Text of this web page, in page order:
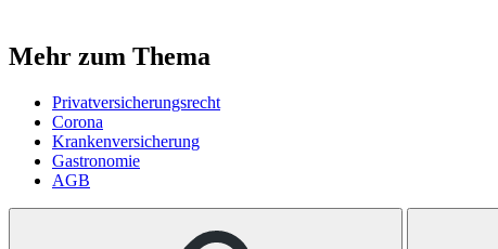
Mehr zum Thema
Privatversicherungsrecht
Corona
Krankenversicherung
Gastronomie
AGB